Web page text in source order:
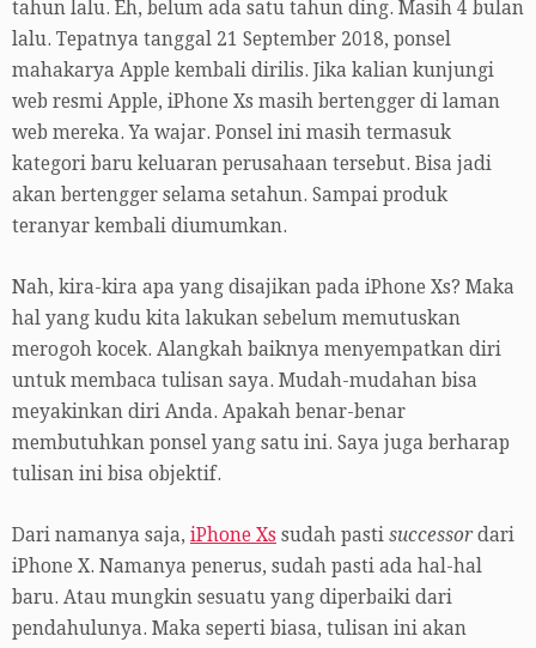
tahun lalu. Eh, belum ada satu tahun ding. Masih 4 bulan
lalu. Tepatnya tanggal 21 September 2018, ponsel
mahakarya Apple kembali dirilis. Jika kalian kunjungi
web resmi Apple, iPhone Xs masih bertengger di laman
web mereka. Ya wajar. Ponsel ini masih termasuk
kategori baru keluaran perusahaan tersebut. Bisa jadi
akan bertengger selama setahun. Sampai produk
teranyar kembali diumumkan.
Nah, kira-kira apa yang disajikan pada iPhone Xs? Maka
hal yang kudu kita lakukan sebelum memutuskan
merogoh kocek. Alangkah baiknya menyempatkan diri
untuk membaca tulisan saya. Mudah-mudahan bisa
meyakinkan diri Anda. Apakah benar-benar
membutuhkan ponsel yang satu ini. Saya juga berharap
tulisan ini bisa objektif.
Dari namanya saja, iPhone Xs sudah pasti successordari
iPhone X. Namanya penerus, sudah pasti ada hal-hal
baru. Atau mungkin sesuatu yang diperbaiki dari
pendahulunya. Maka seperti biasa, tulisan ini akan